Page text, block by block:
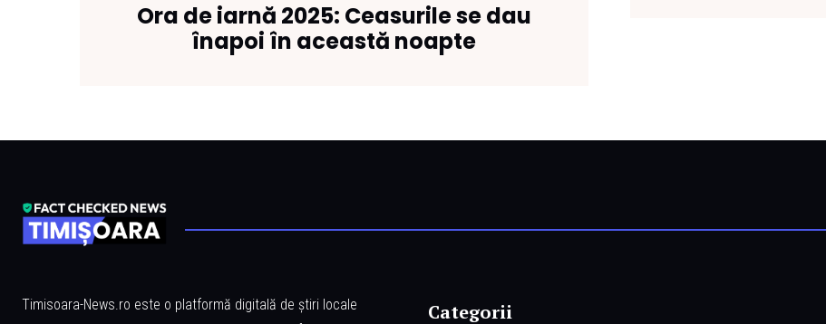
Ora de iarnă 2025: Ceasurile se dau
înapoi în această noapte
Timisoara-News.ro este o platformă digitală de știri locale
Categorii